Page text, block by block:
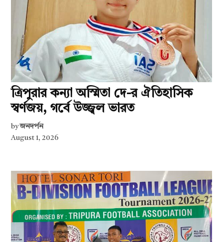
ত্রিপুরার কন্যা অস্মিতা দে-র ঐতিহাসিক
স্বর্ণজয়, গর্বে উজ্জ্বল ভারত
by জনদর্পন
August 1, 2026